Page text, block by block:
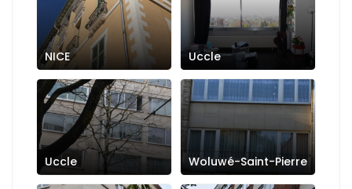
NICE Uccle
Uccle Woluwé-Saint-Pierre